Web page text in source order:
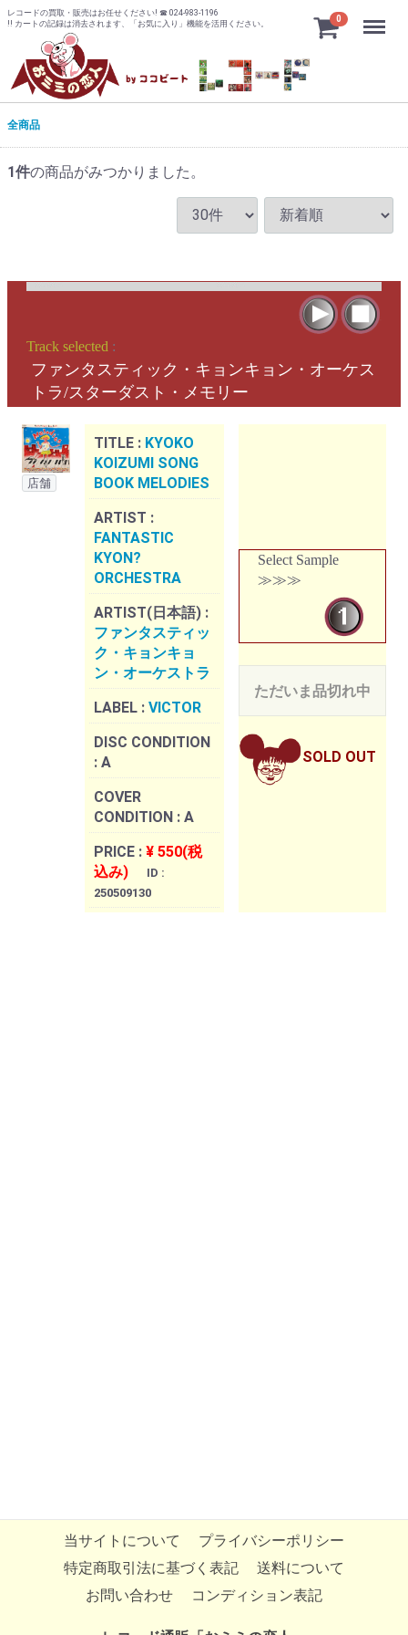
レコードの買取・販売はお任せください! ☎ 024-983-1196
!! カートの記録は消去されます、「お気に入り」機能を活用ください。
0 Menu
全商品
1件の商品がみつかりました。
Track selected :
ファンタスティック・キョンキョン・オーケス
トラ/スターダスト・メモリー
店舗
TITLE : KYOKO
KOIZUMI SONG
BOOK MELODIES
ARTIST :
FANTASTIC
KYON?
ORCHESTRA
ARTIST(日本語) :
ファンタスティッ
ク・キョンキョ
ン・オーケストラ
LABEL : VICTOR
DISC CONDITION
: A
COVER
CONDITION : A
PRICE : ¥ 550(税
込み)
ID :
250509130
Select Sample
≫≫≫
ただいま品切れ中
SOLD OUT
当サイトについて
プライバシーポリシー
特定商取引法に基づく表記
送料について
お問い合わせ
コンディション表記